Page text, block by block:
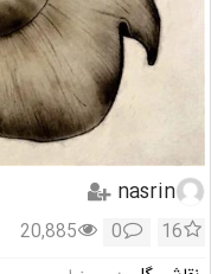
nasrin
16
0
20,885